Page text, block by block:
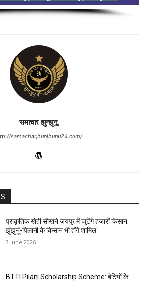
समाचार झुन्झुनू
samacharjhunjhunu24.com/
प्राकृतिक खेती सीखने जयपुर में जुटेंगे हजारों किसान:
झुंझुनूं-पिलानी के किसान भी होंगे शामिल
3 June 2026
BTTI Pilani Scholarship Scheme: बेटियों के